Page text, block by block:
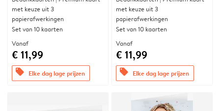
met keuze uit 3
papierafwerkingen
Set van 10 kaarten
Vanaf
€ 11,99
offers Elke dag lage prijzen
met keuze uit 3
papierafwerkingen
Set van 10 kaarten
Vanaf
€ 11,99
offers Elke dag lage prijzen